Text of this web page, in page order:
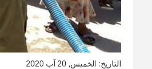
التاريخ: الخميس, 20 آب 2020